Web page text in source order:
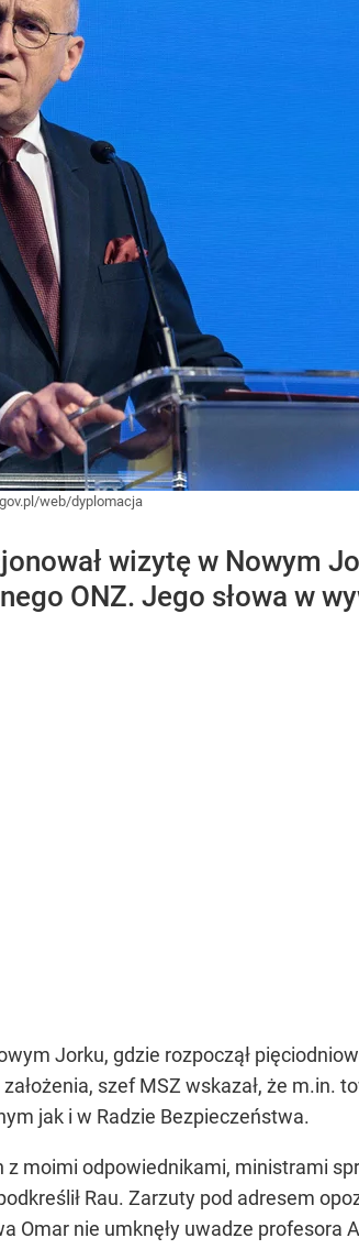
gov.pl/web/dyplomacja
wizytę w Nowym
ONZ. Jego słowa w
Jorku, gdzie rozpoczął
szef MSZ wskazał, że
jak i w Radzie Bezpieczeństwa.
moimi odpowiednikami, ministrami
Rau. Zarzuty pod adresem
Omar nie umknęły uwadze profesora